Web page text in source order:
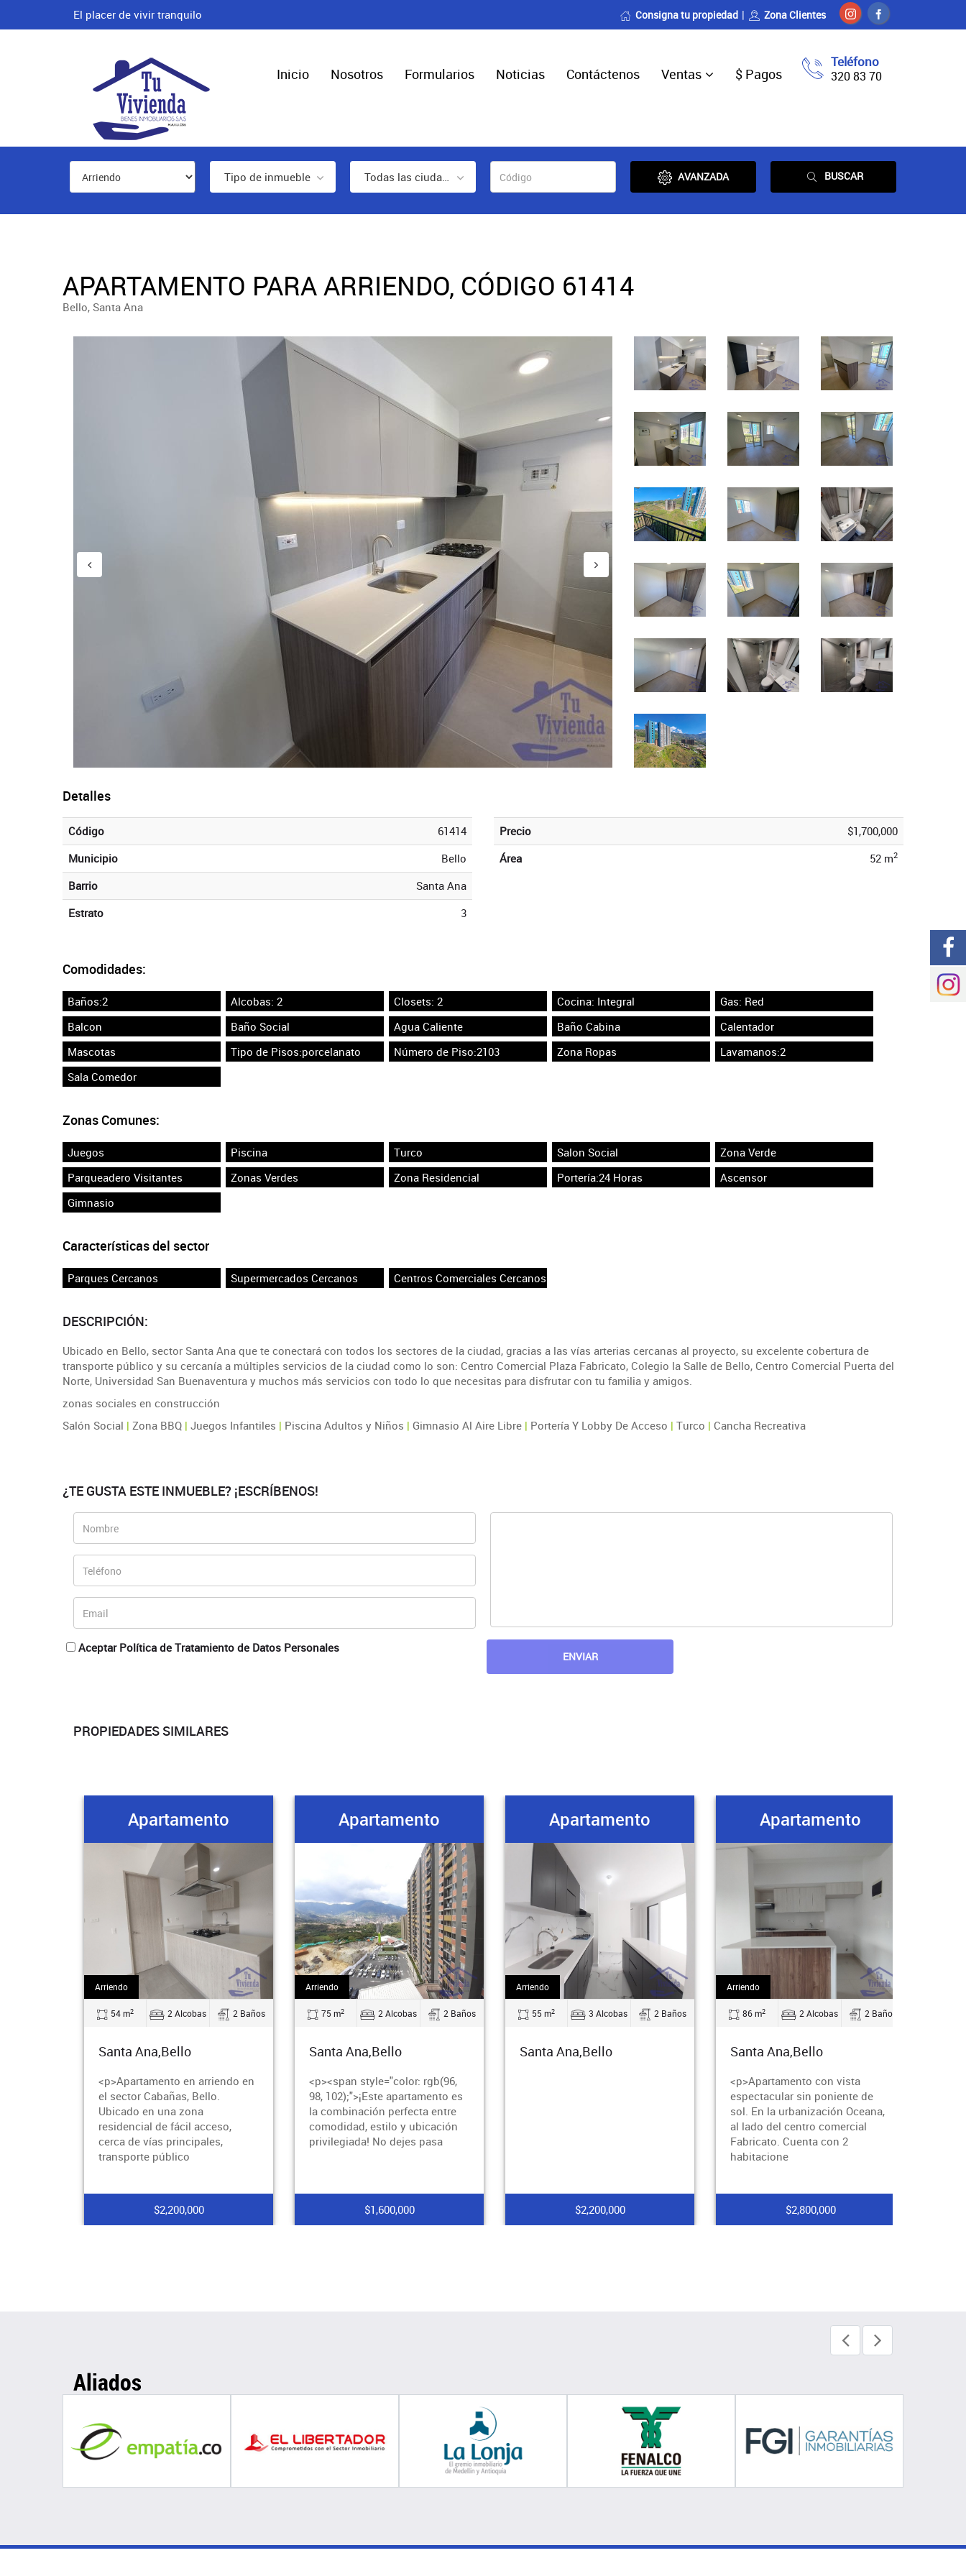
El placer de vivir tranquilo Consigna tu propiedad Zona Clientes
Teléfono
320 83 70
Inicio Nosotros Formularios Noticias Contáctenos Ventas $ Pagos
Tipo de inmueble Todas las ciudades AVANZADA BUSCAR
APARTAMENTO PARA ARRIENDO, CÓDIGO 61414
Bello, Santa Ana
Detalles
Código
61414
Municipio
Bello
Barrio
Santa Ana
Estrato
3
Precio
$1,700,000
Área
52 m2
Comodidades:
Baños:2 Alcobas: 2 Closets: 2 Cocina: Integral
Gas: Red
Balcon
Baño Social Agua Caliente Baño Cabina
Calentador
Mascotas
Tipo de Pisos:porcelanato Número de Piso:2103 Zona Ropas
Lavamanos:2
Sala Comedor
Zonas Comunes:
Juegos Piscina Turco Salon Social
Zona Verde
Parqueadero Visitantes
Zonas Verdes Zona Residencial Portería:24 Horas
Ascensor
Gimnasio
Características del sector
Parques Cercanos Supermercados Cercanos Centros Comerciales Cercanos
DESCRIPCIÓN:
Ubicado en Bello, sector Santa Ana que te conectará con todos los sectores de la ciudad, gracias a las vías arterias cercanas al proyecto, su excelente cobertura de
transporte público y su cercanía a múltiples servicios de la ciudad como lo son: Centro Comercial Plaza Fabricato, Colegio la Salle de Bello, Centro Comercial Puerta del
Norte, Universidad San Buenaventura y muchos más servicios con todo lo que necesitas para disfrutar con tu familia y amigos.
zonas sociales en construcción
Salón Social | Zona BBQ | Juegos Infantiles | Piscina Adultos y Niños | Gimnasio Al Aire Libre | Portería Y Lobby De Acceso | Turco | Cancha Recreativa
¿TE GUSTA ESTE INMUEBLE? ¡ESCRÍBENOS!
Aceptar Política de Tratamiento de Datos Personales
PROPIEDADES SIMILARES
Apartamento
Arriendo
54 m2 2 Alcobas 2 Baños
Santa Ana,Bello
<p>Apartamento en arriendo en
el sector Cabañas, Bello.
Ubicado en una zona
residencial de fácil acceso,
cerca de vías principales,
transporte público
$2,200,000
Apartamento
Arriendo
75 m2 2 Alcobas 2 Baños
Santa Ana,Bello
<p><span style="color: rgb(96,
98, 102);">¡Este apartamento es
la combinación perfecta entre
comodidad, estilo y ubicación
privilegiada! No dejes pasa
$1,600,000
Apartamento
Arriendo
55 m2 3 Alcobas 2 Baños
Santa Ana,Bello
$2,200,000
Apartamento
Arriendo
86 m2 2 Alcobas 2 Baños
Santa Ana,Bello
<p>Apartamento con vista
espectacular sin poniente de
sol. En la urbanización Oceana,
al lado del centro comercial
Fabricato. Cuenta con 2
habitacione
$2,800,000
Aliados